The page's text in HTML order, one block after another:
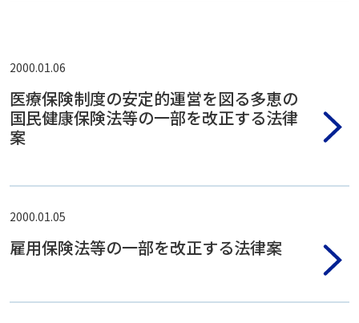
2000.01.06
医療保険制度の安定的運営を図る多恵の
国民健康保険法等の一部を改正する法律
案
2000.01.05
雇用保険法等の一部を改正する法律案